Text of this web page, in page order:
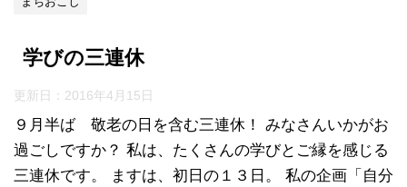
学びの三連休
更新日： 2016年4月15日
９月半ば 敬老の日を含む三連休！ みなさんいかがお
過ごしですか？ 私は、たくさんの学びとご縁を感じる
三連休です。 ますは、初日の１３日。 私の企画「自分